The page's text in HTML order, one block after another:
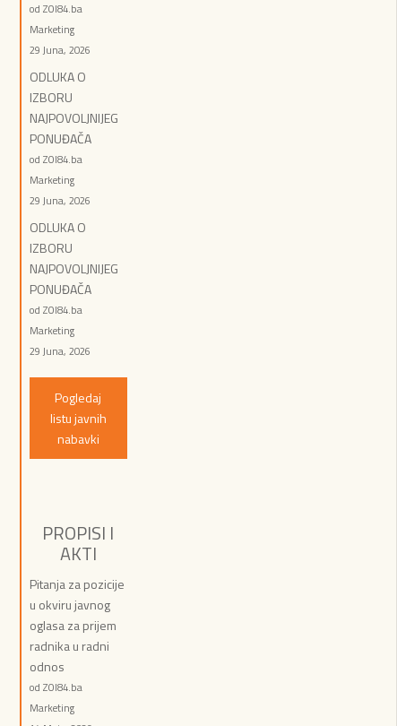
od ZOI84.ba
Marketing
29 Juna, 2026
ODLUKA O
IZBORU
NAJPOVOLJNIJEG
PONUĐAČA
od ZOI84.ba
Marketing
29 Juna, 2026
ODLUKA O
IZBORU
NAJPOVOLJNIJEG
PONUĐAČA
od ZOI84.ba
Marketing
29 Juna, 2026
Pogledaj
listu javnih
nabavki
PROPISI I
AKTI
Pitanja za pozicije
u okviru javnog
oglasa za prijem
radnika u radni
odnos
od ZOI84.ba
Marketing